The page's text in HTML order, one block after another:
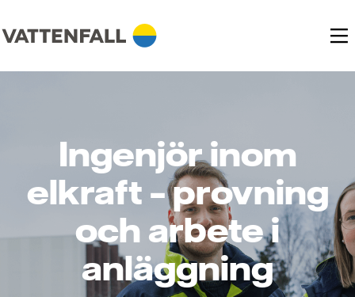
Ingenjör inom
elkraft – provning
och arbete i
anläggning